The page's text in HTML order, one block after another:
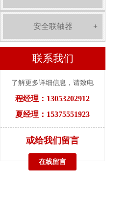
安全联轴器 +
联系我们
了解更多详细信息，请致电
程经理：13053202912
夏经理：15375551923
或给我们留言
在线留言